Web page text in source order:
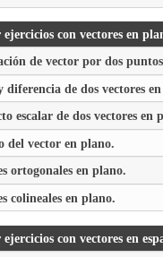
con vectores en
de vector por dos
diferencia de dos vectores
escalar de dos vectores en
del vector en plano.
ortogonales en plano.
colineales en plano.
con vectores en